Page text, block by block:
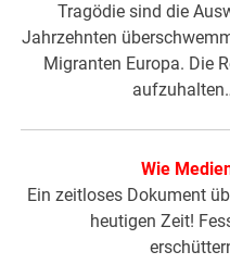
Tragödie sind die
Jahrzehnten
Migranten Europa. Die
Wie
Ein zeitloses Dokument
heutigen Zeit!